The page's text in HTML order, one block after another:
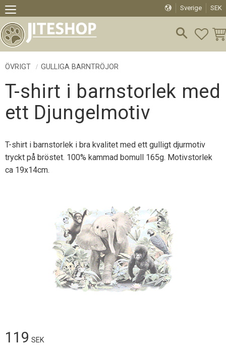
Meny
Sverige SEK
ÖVRIGT GULLIGA BARNTRÖJOR
T-shirt i barnstorlek med
ett Djungelmotiv
T-shirt i barnstorlek i bra kvalitet med ett gulligt djurmotiv
tryckt på bröstet. 100% kammad bomull 165g. Motivstorlek
ca 19x14cm.
119 SEK